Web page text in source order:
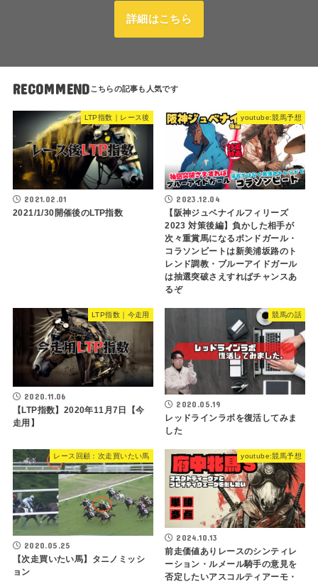
詳細はこちら
RECOMMEND
LTP指数｜レース後
2021.02.01
2021/1/30開催後のLTP指数
youtube:競馬予想
2023.12.04
【阪神ジュベナイルフィリーズ
2023 対策後編】負かした相手が
次々重賞馬になるボンドガール・
コラソンビートは新美浦坂路のト
レンド調教・ブルーアイドガール
は抽選突破さえすればチャンスあ
るぞ
LTP指数｜今走用
2020.11.06
【LTP指数】2020年11月7日【今
走用】
競馬の話
2020.05.19
レッドラインラボを復活してみま
した
レース回顧：次走買いたい馬
2020.05.25
【次走買いたい馬】タニノミッシ
ョン
youtube:競馬予想
2024.10.13
前走価値ありレースのシンティレ
ーション・ルメール騎手の意見を
否定したいアスコルティアーモ・